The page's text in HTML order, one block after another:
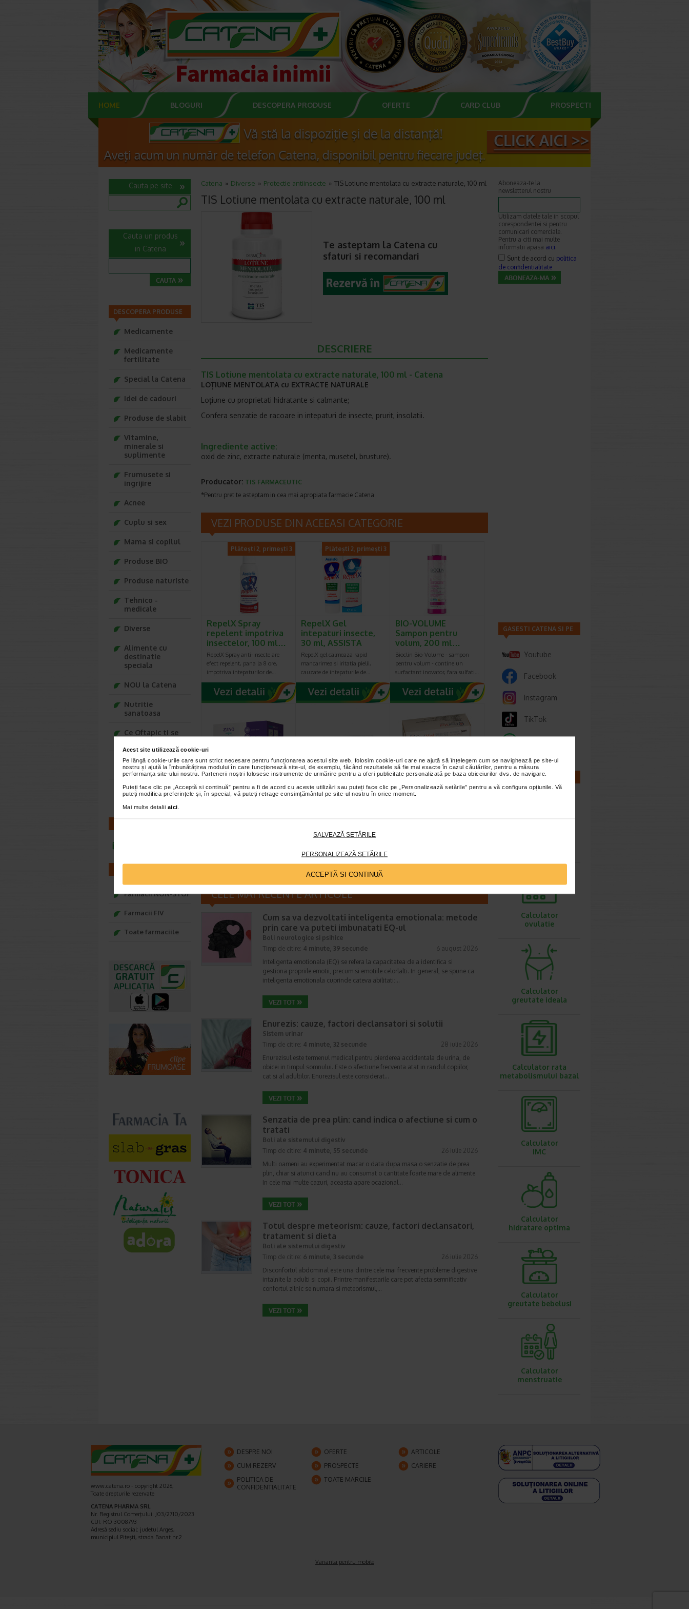
Acest site utilizează cookie-uri
Pe lângă cookie-urile care sunt strict necesare pentru funcționarea acestui site web, folosim cookie-uri care ne ajută să înțelegem cum se navighează pe site-ul
nostru și ajută la îmbunătățirea modului în care funcționează site-ul, de exemplu, făcând rezultatele să fie mai exacte în cazul căutărilor, pentru a măsura
performanța site-ului nostru. Partenerii noștri folosesc instrumente de urmărire pentru a oferi publicitate personalizată pe baza obiceiurilor dvs. de navigare.
Puteți face clic pe „Acceptă si continuă” pentru a fi de acord cu aceste utilizări sau puteți face clic pe „Personalizează setările” pentru a vă configura opțiunile. Vă
puteți modifica preferințele și, în special, vă puteți retrage consimțământul pe site-ul nostru în orice moment.
Mai multe detalii aici
SALVEAZĂ SETĂRILE
PERSONALIZEAZĂ SETĂRILE
ACCEPTĂ SI CONTINUĂ
HOME BLOGURI DESCOPERA PRODUSE OFERTE CARD CLUB PROSPECTE
Catena Diverse Protectie antiinsecte TIS Lotiune mentolata cu extracte naturale, 100 ml
TIS Lotiune mentolata cu extracte naturale, 100 ml
Te asteptam la Catena cu
sfaturi si recomandari
DESCRIERE
TIS Lotiune mentolata cu extracte naturale, 100 ml - Catena
LOȚIUNE MENTOLATA cu EXTRACTE NATURALE
Loțiune cu proprietati hidratante si calmante;
Confera senzatie de racoare in intepaturi de insecte, prurit, insolatii.
Ingrediente active:
oxid de zinc, extracte naturale (menta, musetel, brusture).
Producator: TIS FARMACEUTIC
*Pentru pret te asteptam in cea mai apropiata farmacie Catena
VEZI PRODUSE DIN ACEEASI CATEGORIE
Plătești 2, primești 3
RepelX Spray
repelent impotriva
insectelor, 100 ml…
RepelX Spray anti-insecte are
efect repelent, pana la 8 ore,
impotriva intepaturilor de…
Plătești 2, primești 3
RepelX Gel
intepaturi insecte,
30 ml, ASSISTA
RepelX gel calmeaza rapid
mancarimea si iritatia pielii,
cauzate de intepaturile de…
BIO-VOLUME
Sampon pentru
volum, 200 ml…
Bioclin Bio-Volume - sampon
pentru volum - contine un
surfactant inovator, fara sulfati…
Zano nebulizator
ultra portabil cu
HartMann
Thermoval rapid -
afisaj mare; Termometrul retine…
Pulsoximetru
medical Cool Med
CELE MAI RECENTE ARTICOLE
Cum sa va dezvoltati inteligenta emotionala: metode
prin care va puteti imbunatati EQ-ul
Boli neurologice si psihice
Timp de citire: 4 minute, 39 secunde
6 august 2026
Inteligenta emotionala (EQ) se refera la capacitatea de a identifica si
gestiona propriile emotii, precum si emotiile celorlalti. In general, se spune ca
inteligenta emotionala cuprinde cateva abilitati:…
Enurezis: cauze, factori declansatori si solutii
Sistem urinar
Timp de citire: 4 minute, 32 secunde
28 iulie 2026
Enurezisul este termenul medical pentru pierderea accidentala de urina, de
obicei in timpul somnului. Este o afectiune frecventa atat in randul copiilor,
cat si al adultilor. Enurezisul este considerat…
Senzatia de prea plin: cand indica o afectiune si cum o
tratati
Boli ale sistemului digestiv
Timp de citire: 4 minute, 55 secunde
26 iulie 2026
Multi oameni au experimentat macar o data dupa masa o senzatie de prea
plin, chiar si atunci cand nu au consumat o cantitate foarte mare de alimente.
In cele mai multe cazuri, aceasta apare ocazional…
Totul despre meteorism: cauze, factori declansatori,
tratament si dieta
Boli ale sistemului digestiv
Timp de citire: 6 minute, 3 secunde
26 iulie 2026
Disconfortul abdominal este una dintre cele mai frecvente probleme digestive
intalnite la adulti si copii. Printre manifestarile care pot afecta semnificativ
confortul zilnic se numara si meteorismul,…
Cauta pe site
Cauta un produs
in Catena
DESCOPERA PRODUSE
Medicamente
Medicamente
fertilitate
Special la Catena
Idei de cadouri
Produse de slabit
Vitamine,
minerale si
suplimente
Frumusete si
ingrijire
Acnee
Cuplu si sex
Mama si copilul
Produse BIO
Produse naturiste
Tehnico -
medicale
Diverse
Alimente cu
destinatie
speciala
NOU la Catena
Nutritie
sanatoasa
Ce Oftapic ti se
Adora – Adorabili
din prima clipa
Seturi cadou
Baylis&Harding
Farmacii NON-STOP
Farmacii FIV
Toate farmaciile
Aboneaza-te la
newsletterul nostru
Utilizam datele tale in scopul
corespondentei si pentru
comunicari comerciale.
Pentru a citi mai multe
informatii apasa aici.
Sunt de acord cu politica
de confidentialitate
GASESTI CATENA SI PE
Youtube
Facebook
Instagram
TikTok
CALCULATOARE
Calculator
ovulatie
Calculator
greutate ideala
Calculator rata
metabolismului bazal
Calculator
IMC
Calculator
hidratare optima
Calculator
greutate bebelusi
Calculator
menstruatie
www.catena.ro - copyright 2026,
Toate drepturile rezervate
CATENA PHARMA SRL
Nr. Registrul Comerţului: J03/2710/2023
CUI: RO 3008793
Adresă sediu social: judetul Argeş,
municipiul Piteşti, strada Banat nr.2
DESPRE NOI OFERTE
ARTICOLE
CUM REZERV
PROSPECTE
CARIERE
POLITICA DE
CONFIDENTIALITATE
TOATE MARCILE
Varianta pentru mobile